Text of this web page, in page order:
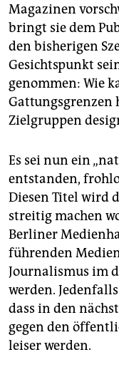
Magazinen
bringt sie dem
den bisherigen
Gesichtspunkt
genommen: Wie
Gattungsgrenzen
Zielgruppen
Es sei nun ein
entstanden,
Diesen Titel wird
streitig machen
Berliner
führenden
Journalismus im
werden.
dass in den
gegen den
leiser werden.